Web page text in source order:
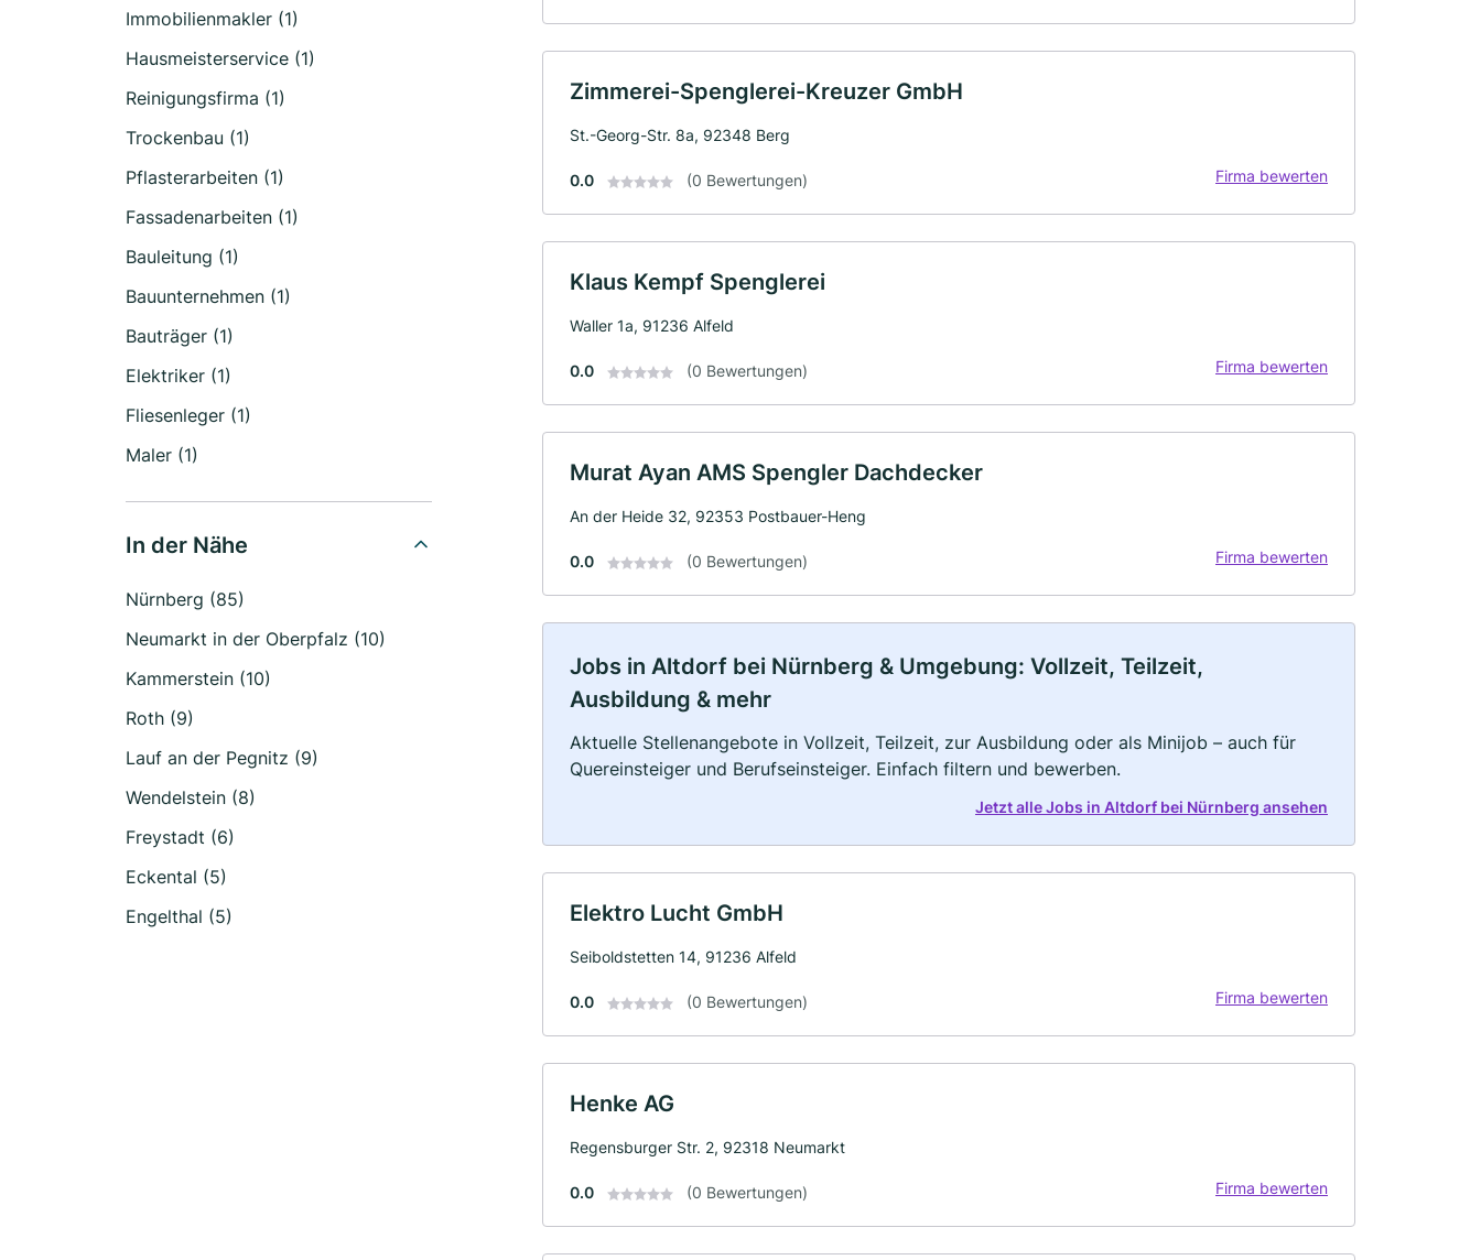
Immobilienmakler (1)
Hausmeisterservice (1)
Reinigungsfirma (1)
Trockenbau (1)
Pflasterarbeiten (1)
Fassadenarbeiten (1)
Bauleitung (1)
Bauunternehmen (1)
Bauträger (1)
Elektriker (1)
Fliesenleger (1)
Maler (1)
In der Nähe
Nürnberg (85)
Neumarkt in der Oberpfalz (10)
Kammerstein (10)
Roth (9)
Lauf an der Pegnitz (9)
Wendelstein (8)
Freystadt (6)
Eckental (5)
Engelthal (5)
Zimmerei-Spenglerei-Kreuzer GmbH
St.-Georg-Str. 8a, 92348 Berg
0.0 (0 Bewertungen) Firma bewerten
Klaus Kempf Spenglerei
Waller 1a, 91236 Alfeld
0.0 (0 Bewertungen) Firma bewerten
Murat Ayan AMS Spengler Dachdecker
An der Heide 32, 92353 Postbauer-Heng
0.0 (0 Bewertungen) Firma bewerten
Jobs in Altdorf bei Nürnberg & Umgebung: Vollzeit, Teilzeit,
Ausbildung & mehr
Aktuelle Stellenangebote in Vollzeit, Teilzeit, zur Ausbildung oder als Minijob – auch für
Quereinsteiger und Berufseinsteiger. Einfach filtern und bewerben.
Jetzt alle Jobs in Altdorf bei Nürnberg ansehen
Elektro Lucht GmbH
Seiboldstetten 14, 91236 Alfeld
0.0 (0 Bewertungen) Firma bewerten
Henke AG
Regensburger Str. 2, 92318 Neumarkt
0.0 (0 Bewertungen) Firma bewerten